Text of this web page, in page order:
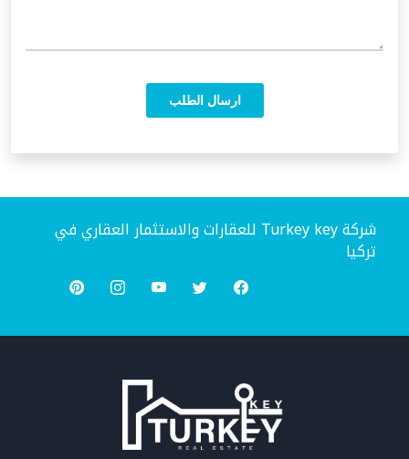
شركة Turkey key للعقارات والاستثمار العقاري في
تركيا